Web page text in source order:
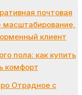
почтовая
клиент
пола: как купить
комфорт
Отрадное с